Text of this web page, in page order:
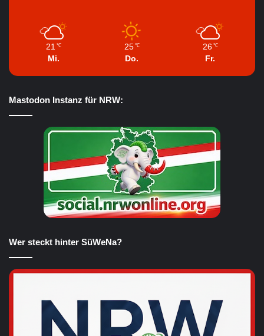
21 ℃
Mi.
25 ℃
Do.
26 ℃
Fr.
Mastodon Instanz für NRW:
Wer steckt hinter SüWeNa?